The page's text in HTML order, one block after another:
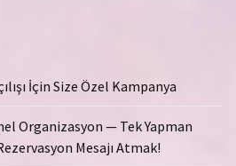
İçin Size Özel Kampanya
Organizasyon — Tek Yapman
Mesajı Atmak!